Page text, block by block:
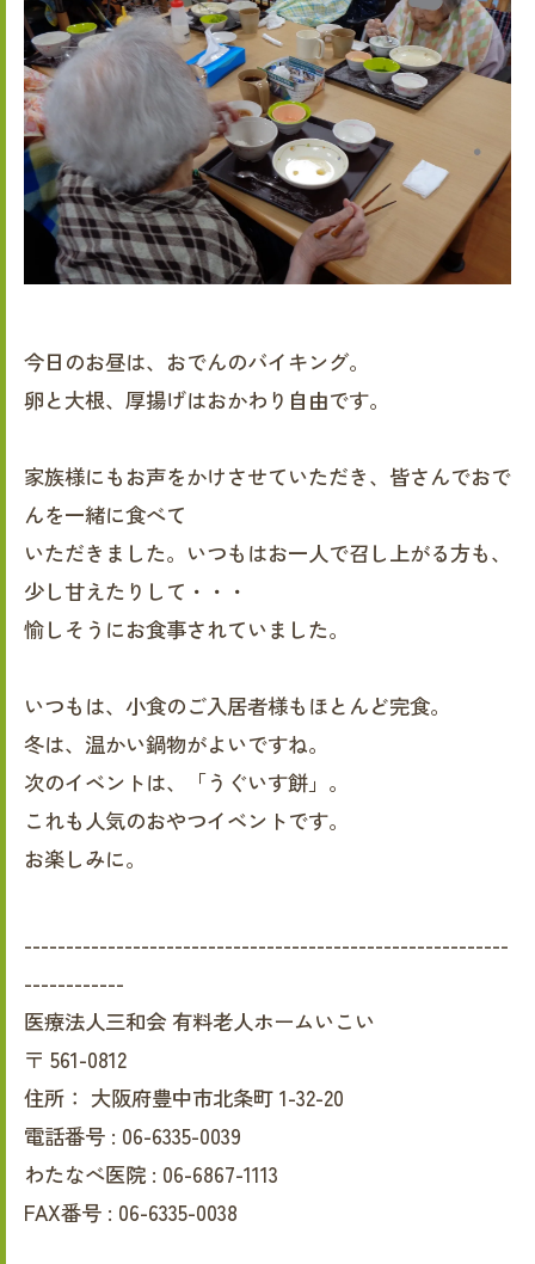
今日のお昼は、おでんのバイキング。
卵と大根、厚揚げはおかわり自由です。
家族様にもお声をかけさせていただき、皆さんでおで
んを一緒に食べて
いただきました。いつもはお一人で召し上がる方も、
少し甘えたりして・・・
愉しそうにお食事されていました。
いつもは、小食のご入居者様もほとんど完食。
冬は、温かい鍋物がよいですね。
次のイベントは、「うぐいす餅」。
これも人気のおやつイベントです。
お楽しみに。
----------------------------------------------------------
------------
医療法人三和会 有料老人ホームいこい
〒 561-0812
住所： 大阪府豊中市北条町 1-32-20
電話番号 : 06-6335-0039
わたなべ医院 : 06-6867-1113
FAX番号 : 06-6335-0038